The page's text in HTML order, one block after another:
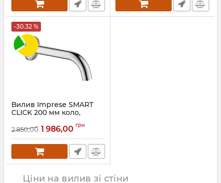
-30.32 %
Вилив Imprese SMART
CLICK 200 мм коло,
Артикул: ZMK101901226
2 850,00 1 986,00 грн
Ціни на вилив зі стіни